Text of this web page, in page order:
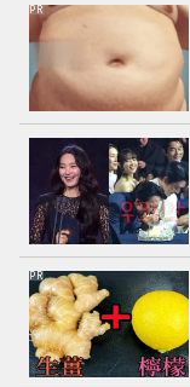
PR
PR